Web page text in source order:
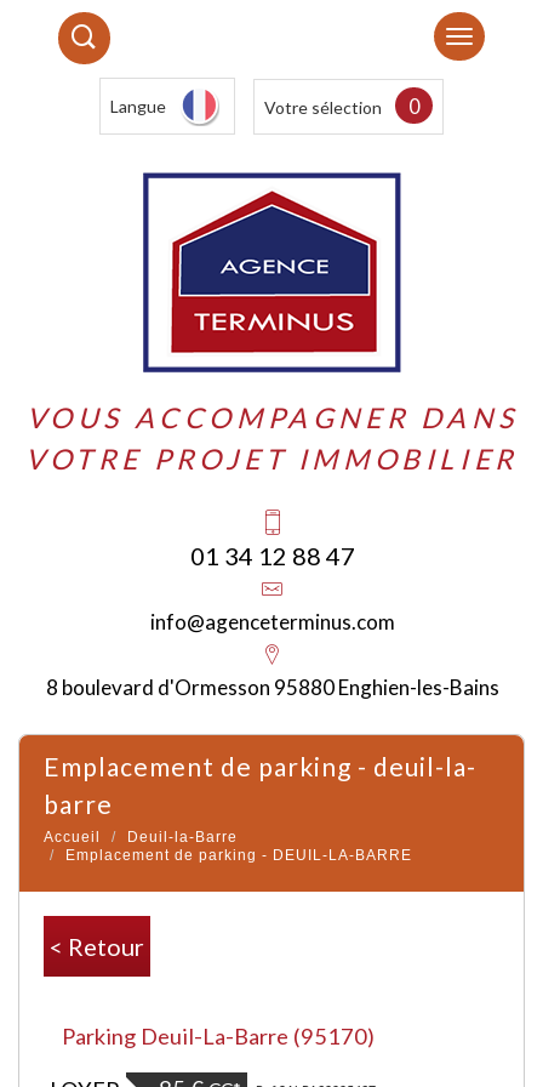
Langue Votre sélection 0
VOUS ACCOMPAGNER DANS
VOTRE PROJET IMMOBILIER
01 34 12 88 47
info@agenceterminus.com
8 boulevard d'Ormesson 95880 Enghien-les-Bains
emplacement de parking - deuil-la-
barre
Accueil
Deuil-la-Barre
Emplacement de parking - DEUIL-LA-BARRE
< Retour
Parking Deuil-La-Barre (95170)